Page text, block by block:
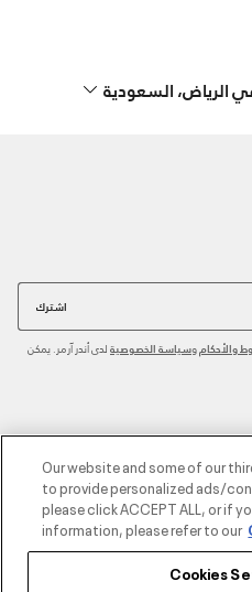
الرياض، السعودية
اشترك
والأحكام وسياسة الخصوصية لدى أندر آرمر. يمكن
Our website and some of our
to provide personalized ads/
please click ACCEPT ALL, or if
information, please refer to our
Cookies